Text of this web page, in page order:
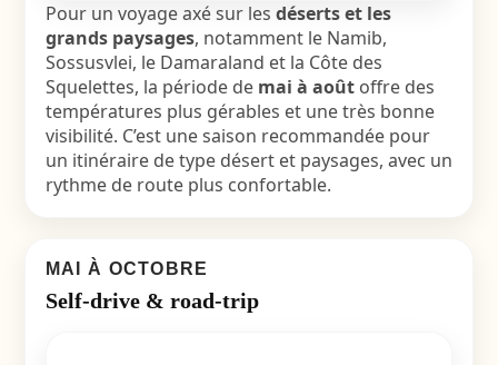
Pour un voyage axé sur les déserts et les
grands paysages, notamment le Namib,
Sossusvlei, le Damaraland et la Côte des
Squelettes, la période de mai à aoûtoffre des
températures plus gérables et une très bonne
visibilité. C’est une saison recommandée pour
un itinéraire de type désert et paysages, avec un
rythme de route plus confortable.
MAI À OCTOBRE
Self-drive & road-trip